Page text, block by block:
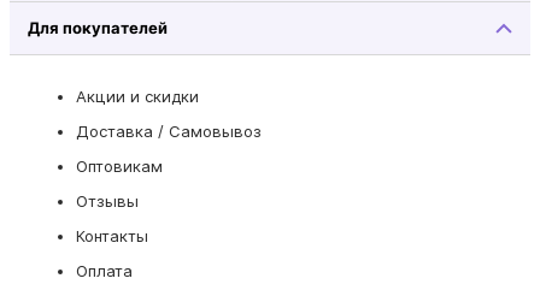
Для покупателей
Акции и скидки
Доставка / Самовывоз
Оптовикам
Отзывы
Контакты
Оплата